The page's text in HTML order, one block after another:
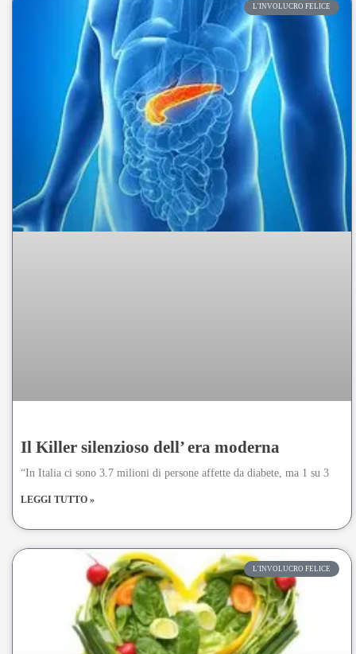
L'INVOLUCRO FELICE
Il Killer silenzioso dell’ era moderna
“In Italia ci sono 3.7 milioni di persone affette da diabete, ma 1 su 3
LEGGI TUTTO »
L'INVOLUCRO FELICE